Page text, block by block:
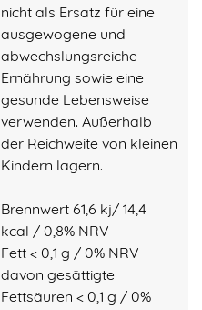
nicht als Ersatz für eine
ausgewogene und
abwechslungsreiche
Ernährung sowie eine
gesunde Lebensweise
verwenden. Außerhalb
der Reichweite von kleinen
Kindern lagern.
Brennwert 61,6 kj/ 14,4
kcal / 0,8% NRV
Fett < 0,1 g / 0% NRV
davon gesättigte
Fettsäuren < 0,1 g / 0%